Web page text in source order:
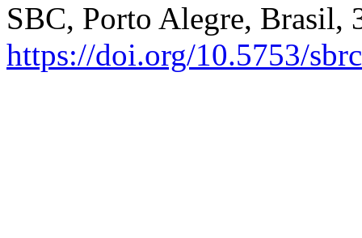
SBC, Porto Alegre, Brasil,
https://doi.org/10.5753/